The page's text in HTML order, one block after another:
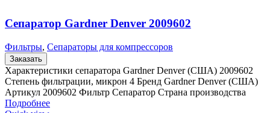
Сепаратор Gardner Denver 2009602
Фильтры, Сепараторы для компрессоров
Заказать
Характеристики сепаратора Gardner Denver (США) 2009602
Степень фильтрации, микрон 4 Бренд Gardner Denver (США)
Артикул 2009602 Фильтр Сепаратор Страна производства
Подробнее